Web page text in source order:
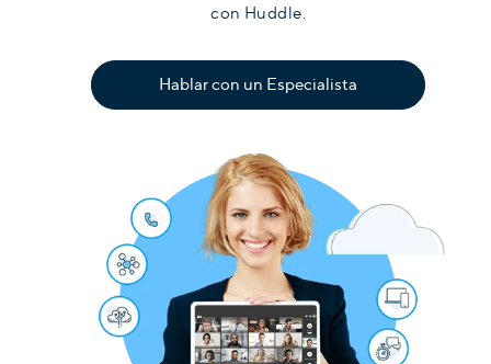
con Huddle.
Hablar con un Especialista